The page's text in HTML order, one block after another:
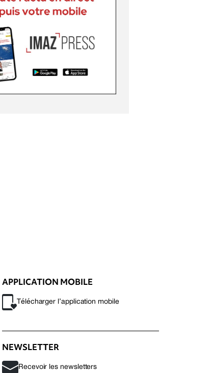
APPLICATION MOBILE
Télécharger l’application mobile
NEWSLETTER
Recevoir les newsletters